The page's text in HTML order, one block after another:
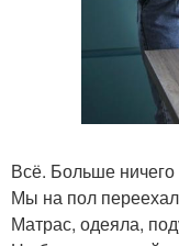
Всё. Больше
Мы на пол
Матрас, одеяла,